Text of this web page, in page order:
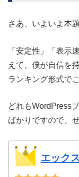
さあ、いよいよ本題
「安定性」「表示
えて、僕が自信を
ランキング形式で
どれもWordPress
ばかりですので、
エック